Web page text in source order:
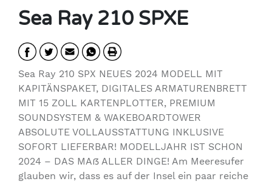
Sea Ray 210 SPXE
Sea Ray 210 SPX NEUES 2024 MODELL MIT
KAPITÄNSPAKET, DIGITALES ARMATURENBRETT
MIT 15 ZOLL KARTENPLOTTER, PREMIUM
SOUNDSYSTEM & WAKEBOARDTOWER
ABSOLUTE VOLLAUSSTATTUNG INKLUSIVE
SOFORT LIEFERBAR! MODELLJAHR IST SCHON
2024 – DAS MAß ALLER DINGE! Am Meeresufer
glauben wir, dass es auf der Insel ein paar reiche